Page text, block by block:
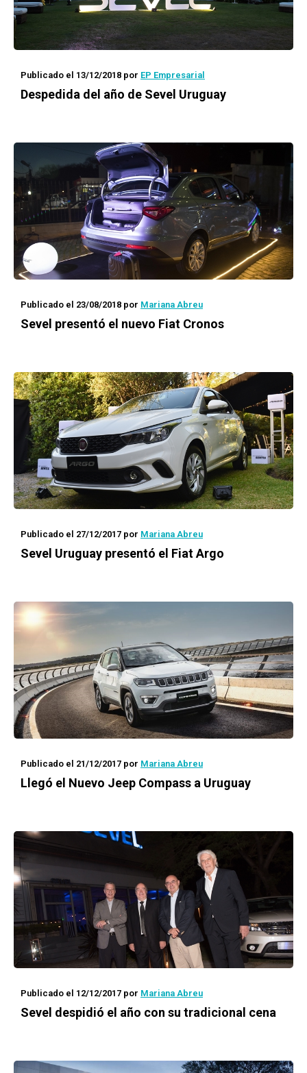
Publicado el 13/12/2018 por EP Empresarial
Despedida del año de Sevel Uruguay
Publicado el 23/08/2018 por Mariana Abreu
Sevel presentó el nuevo Fiat Cronos
Publicado el 27/12/2017 por Mariana Abreu
Sevel Uruguay presentó el Fiat Argo
Publicado el 21/12/2017 por Mariana Abreu
Llegó el Nuevo Jeep Compass a Uruguay
Publicado el 12/12/2017 por Mariana Abreu
Sevel despidió el año con su tradicional cena